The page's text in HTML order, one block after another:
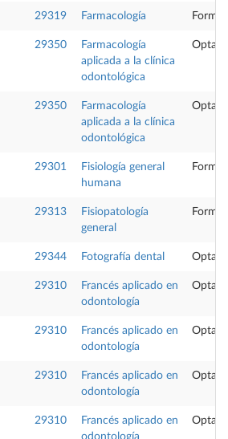
29319 Farmacología
29350
Farmacología
aplicada a la clínica
odontológica
29350
Farmacología
aplicada a la clínica
odontológica
29301
Fisiología general
humana
29313
Fisiopatología
general
29344 Fotografía dental
29310
Francés aplicado en
odontología
29310
Francés aplicado en
odontología
29310
Francés aplicado en
odontología
29310
Francés aplicado en
odontología